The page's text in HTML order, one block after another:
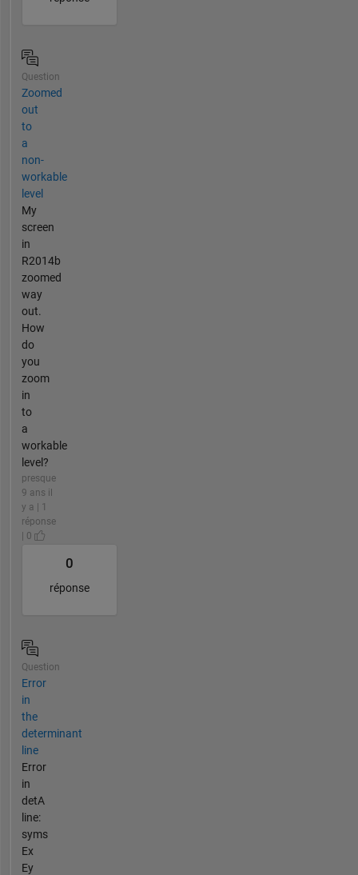
Question
Zoomed
out
to
a
non-
workable
level
My
screen
in
R2014b
zoomed
way
out.
How
do
you
zoom
in
to
a
workable
level?
presque
9 ans il
y a | 1
réponse
| 0
0
réponse
Question
Error
in
the
determinant
line
Error
in
detA
line:
syms
Ex
Ey